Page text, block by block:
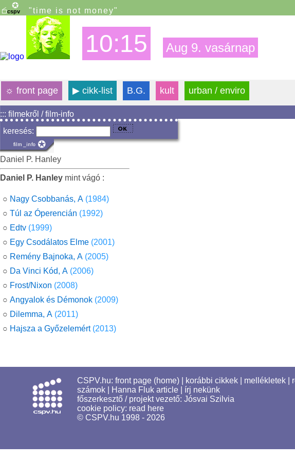
"time is not money"
10:15 Aug 9. vasárnap
☼ front page ▶ cikk-list B.G. kult urban / enviro
::: filmekről / film-info
keresés:
Daniel P. Hanley
Daniel P. Hanley mint vágó :
○ Nagy Csobbanás, A (1984)
○ Túl az Óperencián (1992)
○ Edtv (1999)
○ Egy Csodálatos Elme (2001)
○ Remény Bajnoka, A (2005)
○ Da Vinci Kód, A (2006)
○ Frost/Nixon (2008)
○ Angyalok és Démonok (2009)
○ Dilemma, A (2011)
○ Hajsza a Győzelemért (2013)
CSPV.hu: front page (home) korábbi cikkek mellékletek
számok
Hanna Fluk article
írj nekünk
főszerkesztő / projekt vezető: Jósvai Szilvia
cookie policy: read here
© CSPV.hu 1998 - 2026